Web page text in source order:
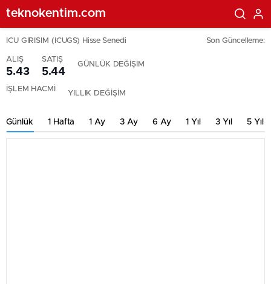
teknokentim.com
ICU GIRISIM (ICUGS) Hisse Senedi Son Güncelleme:
ALIŞ
5.43
SATIŞ
5.44
GÜNLÜK DEĞİŞİM
İŞLEM HACMİ YILLIK DEĞİŞİM
Günlük 1 Hafta 1 Ay 3 Ay 6 Ay 1 Yıl 3 Yıl 5 Yıl